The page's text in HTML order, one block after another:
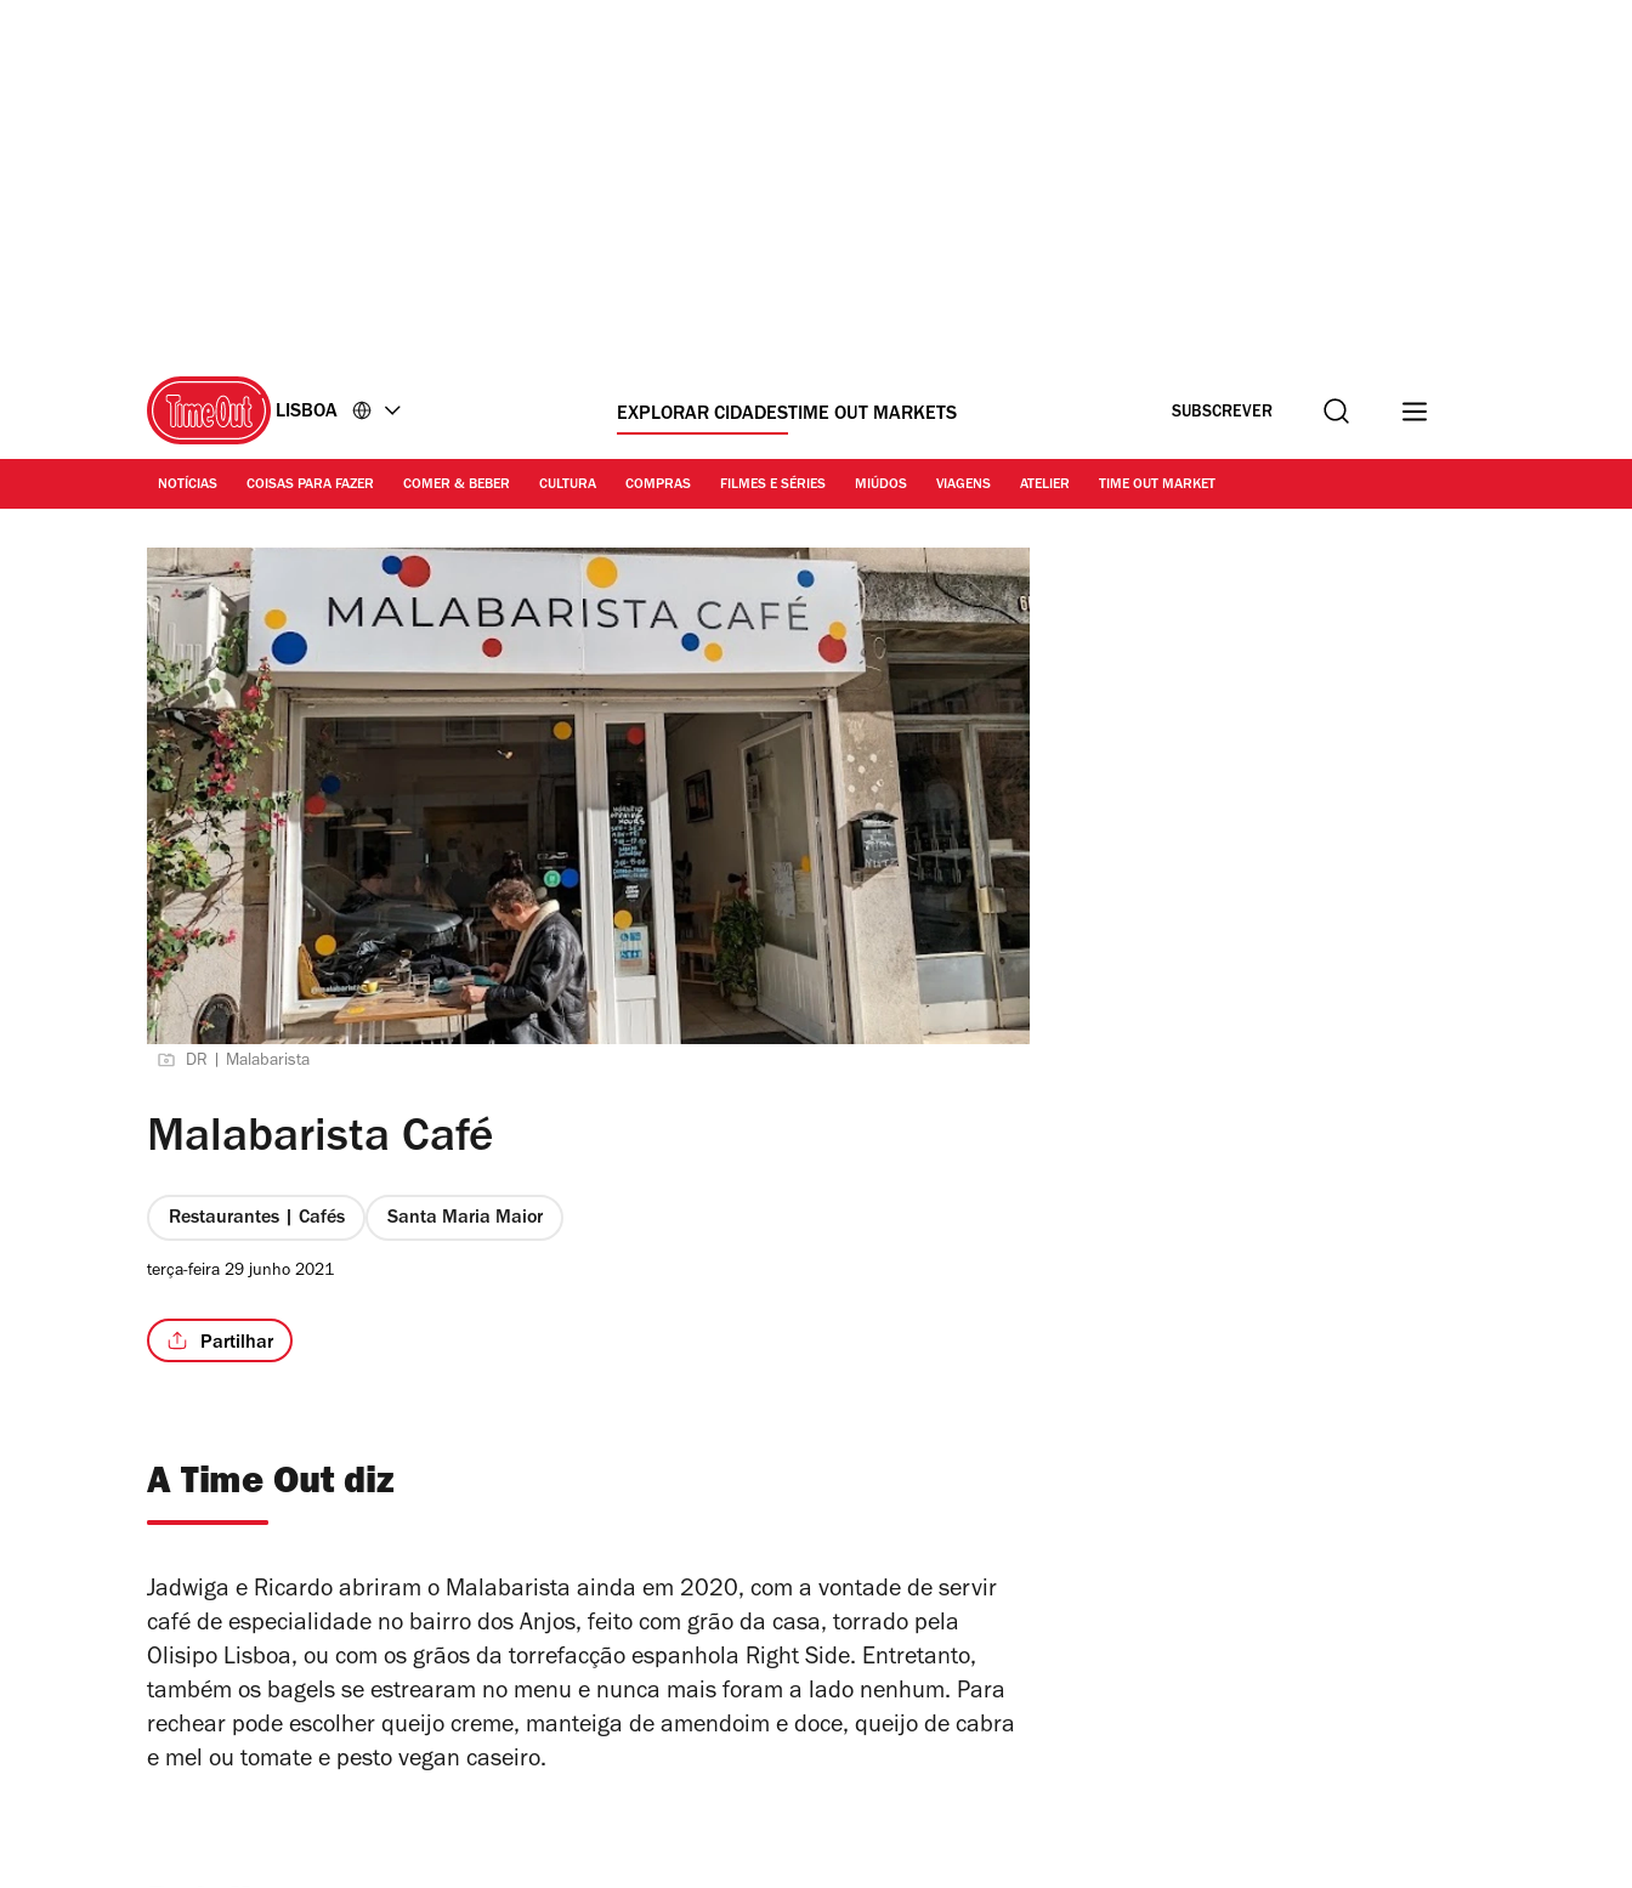
LISBOA EXPLORAR CIDADESTIME OUT MARKETS SUBSCREVER Procurar
NOTÍCIAS COISAS PARA FAZER COMER & BEBER CULTURA COMPRAS FILMES E SÉRIES MIÚDOS VIAGENS ATELIER TIME OUT MARKET
DR | Malabarista
Malabarista Café
Restaurantes | Cafés Santa Maria Maior
terça-feira 29 junho 2021
Partilhar
A Time Out diz
Jadwiga e Ricardo abriram o Malabarista ainda em 2020, com a vontade de servir
café de especialidade no bairro dos Anjos, feito com grão da casa, torrado pela
Olisipo Lisboa, ou com os grãos da torrefacção espanhola Right Side. Entretanto,
também os bagels se estrearam no menu e nunca mais foram a lado nenhum. Para
rechear pode escolher queijo creme, manteiga de amendoim e doce, queijo de cabra
e mel ou tomate e pesto vegan caseiro.